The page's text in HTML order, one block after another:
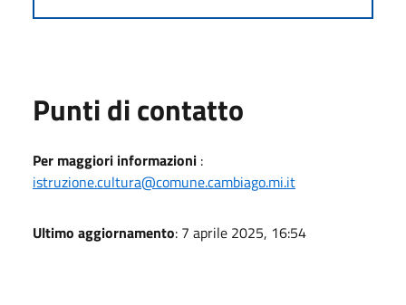
Punti di contatto
Per maggiori informazioni :
istruzione.cultura@comune.cambiago.mi.it
Ultimo aggiornamento: 7 aprile 2025, 16:54